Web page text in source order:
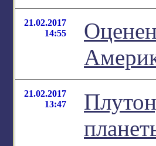
21.02.2017
14:55
21.02.2017
13:47